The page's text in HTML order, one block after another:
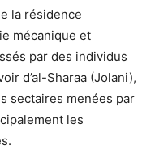
la résidence
mécanique et
par des individus
d’al-Sharaa (Jolani),
sectaires menées par
les